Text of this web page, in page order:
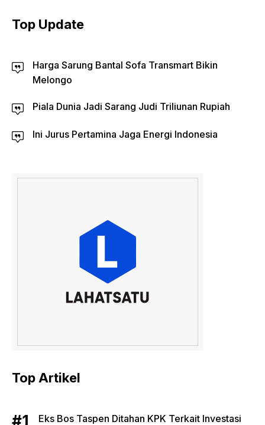
Top Update
Harga Sarung Bantal Sofa Transmart Bikin
Melongo
Piala Dunia Jadi Sarang Judi Triliunan Rupiah
Ini Jurus Pertamina Jaga Energi Indonesia
Top Artikel
Eks Bos Taspen Ditahan KPK Terkait Investasi